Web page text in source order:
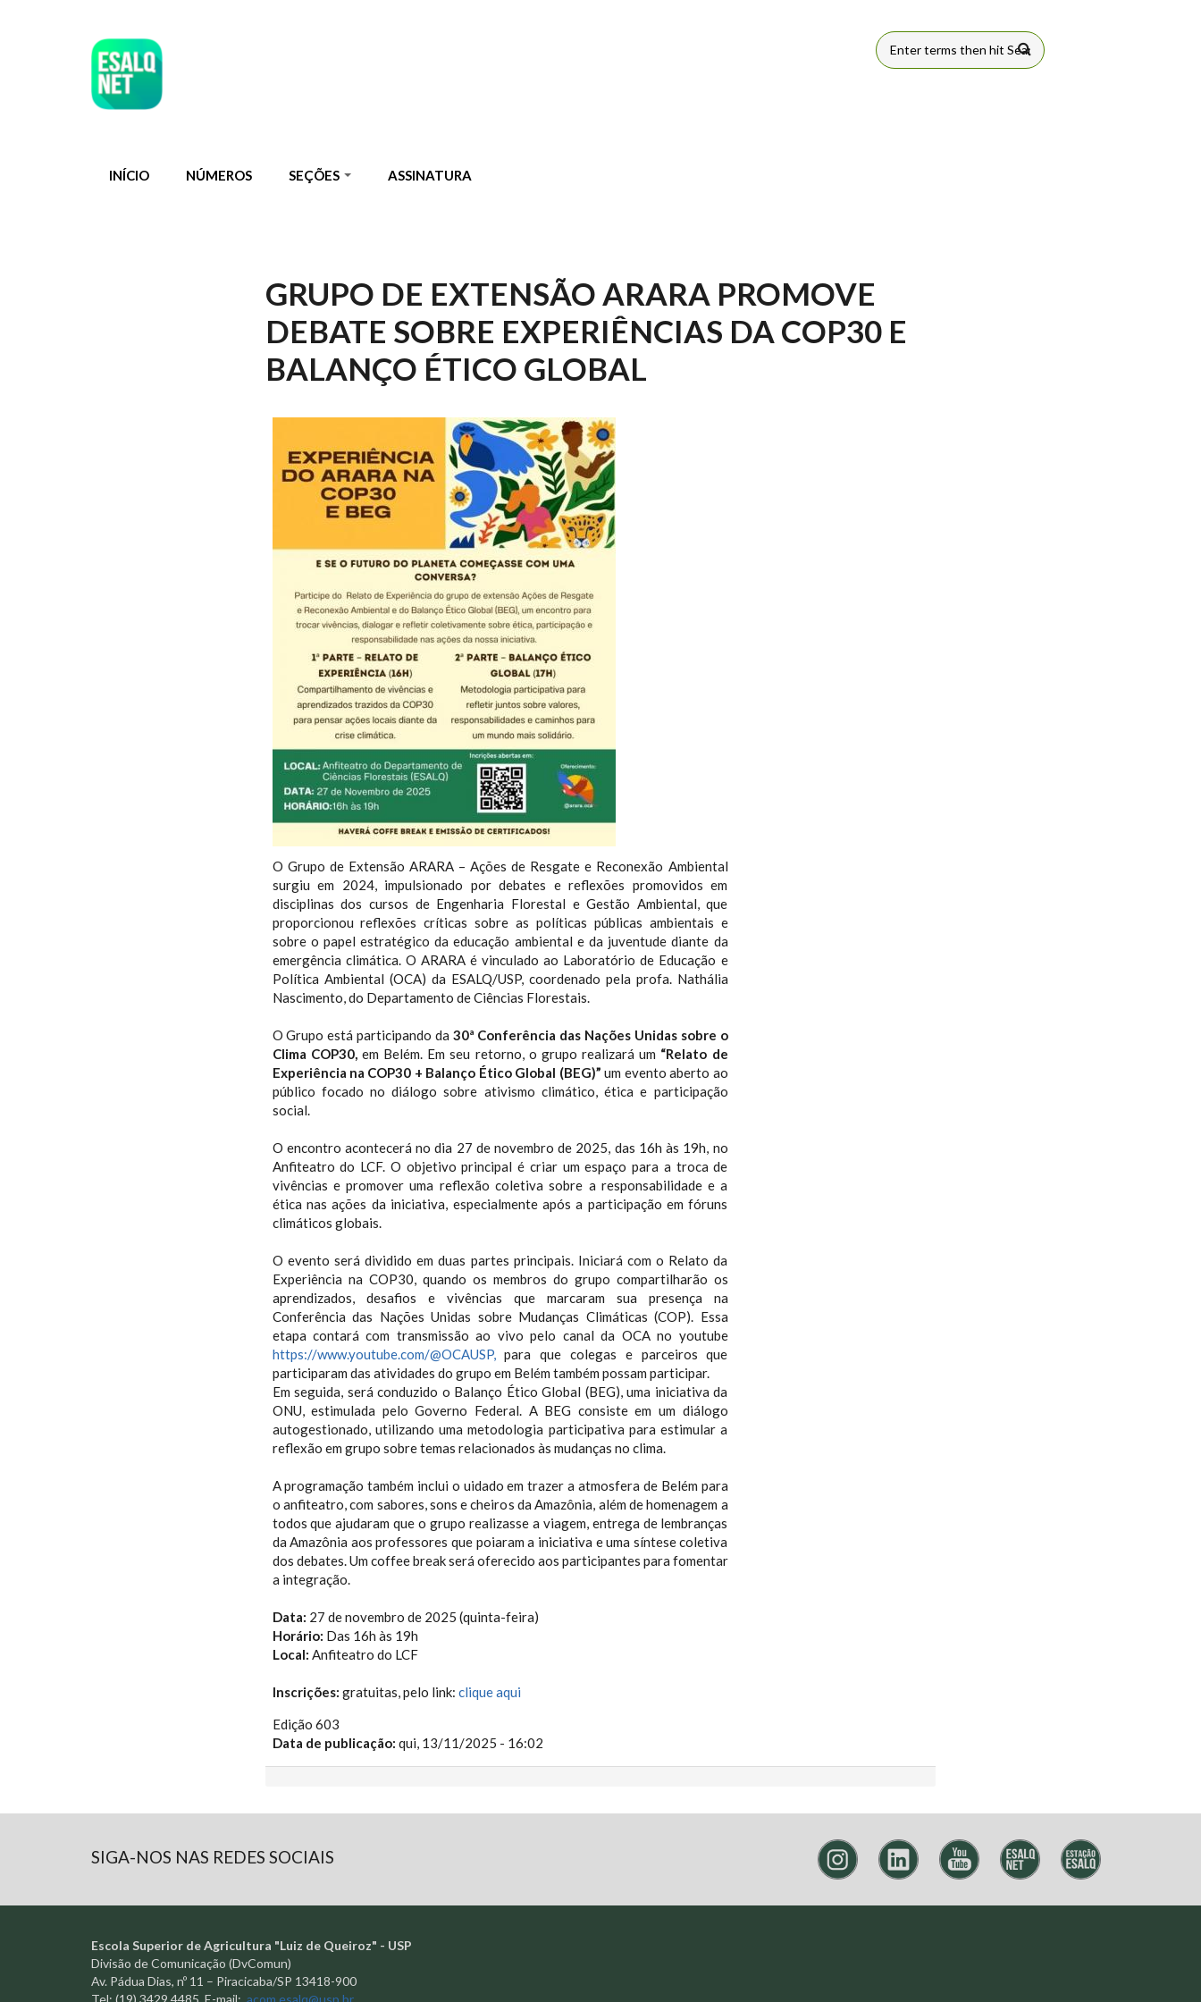
FORMULÁRIO
INÍCIO NÚMEROS SEÇÕES ASSINATURA
GRUPO DE EXTENSÃO ARARA PROMOVE
DEBATE SOBRE EXPERIÊNCIAS DA COP30 E
BALANÇO ÉTICO GLOBAL
O Grupo de Extensão ARARA – Ações de Resgate e Reconexão Ambiental
surgiu em 2024, impulsionado por debates e reflexões promovidos em
disciplinas dos cursos de Engenharia Florestal e Gestão Ambiental, que
proporcionou reflexões críticas sobre as políticas públicas ambientais e
sobre o papel estratégico da educação ambiental e da juventude diante da
emergência climática. O ARARA é vinculado ao Laboratório de Educação e
Política Ambiental (OCA) da ESALQ/USP, coordenado pela profa. Nathália
Nascimento, do Departamento de Ciências Florestais.
O Grupo está participando da 30ª Conferência das Nações Unidas sobre o
Clima COP30,em Belém. Em seu retorno, o grupo realizará um “Relato de
Experiência na COP30 + Balanço Ético Global (BEG)” um evento aberto ao
público focado no diálogo sobre ativismo climático, ética e participação
social.
O encontro acontecerá no dia 27 de novembro de 2025, das 16h às 19h, no
Anfiteatro do LCF. O objetivo principal é criar um espaço para a troca de
vivências e promover uma reflexão coletiva sobre a responsabilidade e a
ética nas ações da iniciativa, especialmente após a participação em fóruns
climáticos globais.
O evento será dividido em duas partes principais. Iniciará com o Relato da
Experiência na COP30, quando os membros do grupo compartilharão os
aprendizados, desafios e vivências que marcaram sua presença na
Conferência das Nações Unidas sobre Mudanças Climáticas (COP). Essa
etapa contará com transmissão ao vivo pelo canal da OCA no youtube
https://www.youtube.com/@OCAUSP,para que colegas e parceiros que
participaram das atividades do grupo em Belém também possam participar.
Em seguida, será conduzido o Balanço Ético Global (BEG), uma iniciativa da
ONU, estimulada pelo Governo Federal. A BEG consiste em um diálogo
autogestionado, utilizando uma metodologia participativa para estimular a
reflexão em grupo sobre temas relacionados às mudanças no clima.
A programação também inclui o uidado em trazer a atmosfera de Belém para
o anfiteatro, com sabores, sons e cheiros da Amazônia, além de homenagem a
todos que ajudaram que o grupo realizasse a viagem, entrega de lembranças
da Amazônia aos professores que poiaram a iniciativa e uma síntese coletiva
dos debates. Um coffee break será oferecido aos participantes para fomentar
a integração.
Data: 27 de novembro de 2025 (quinta-feira)
Horário: Das 16h às 19h
Local: Anfiteatro do LCF
Inscrições: gratuitas, pelo link: clique aqui
Edição 603
Data de publicação: qui, 13/11/2025 - 16:02
SIGA-NOS NAS REDES SOCIAIS
Escola Superior de Agricultura "Luiz de Queiroz" - USP
Divisão de Comunicação (DvComun)
Av. Pádua Dias, nº 11 – Piracicaba/SP 13418-900
Tel: (19) 3429.4485 E-mail: acom.esalq@usp.br